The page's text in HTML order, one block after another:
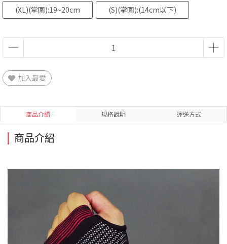
(XL)(掌圍):19~20cm
(S)(掌圍):(14cm以下)
加入最愛
商品介紹 規格說明 運送方式
商品介紹